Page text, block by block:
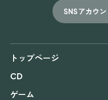
SNSアカウ
トップページ
CD
ゲーム